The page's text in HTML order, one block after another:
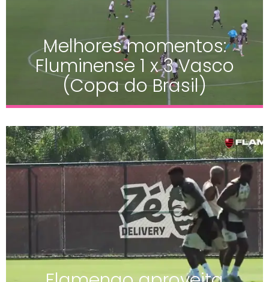
Melhores momentos:
Fluminense 1 x 3 Vasco
(Copa do Brasil)